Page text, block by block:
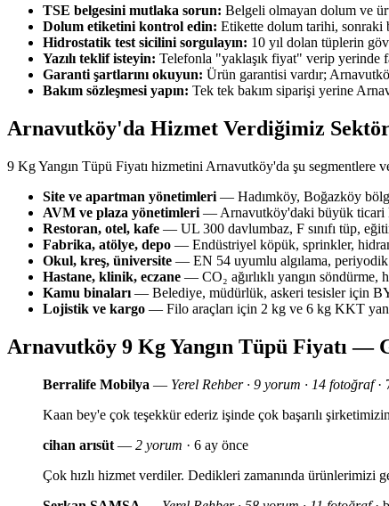
TSE belgesini mutlaka sorun: Belgeli olmayan dolum ve
Dolum etiketini kontrol edin: Etikette dolum tarihi, sonraki
Hidrostatik test sicilini sorgulayın: 10 yıl dolan tüplerin
Yazılı teklif isteyin: Telefonla "yaklaşık fiyat" verip yerinde
Garanti şartlarını okuyun: Ürün garantisi vardır;
Bakım sözleşmesi yapın: Tek tek bakım siparişi yerine
Arnavutköy'da Hizmet Verdiğimiz
9 Kg Yangın Tüpü Fiyatı hizmetini Arnavutköy'da şu segmentlere
Site ve apartman yönetimleri — Hadımköy, Boğazköy
AVM ve plaza yönetimleri — Arnavutköy'daki büyük ticari
Restoran, otel, kafe — UL 300 davlumbaz, F sınıfı tüp,
Fabrika, atölye, depo — Endüstriyel köpük, sprinkler,
Okul, kreş, üniversite — EN 54 uyumlu algılama, periyodik
Hastane, klinik, eczane — CO₂ ağırlıklı yangın söndürme,
Kamu binaları — Belediye, müdürlük, askeri tesisler için
Lojistik ve kargo — Filo araçları için 2 kg ve 6 kg KKT
Arnavutköy 9 Kg Yangın Tüpü Fiyatı —
Berralife Mobilya — Yerel Rehber · 9 yorum · 14 fotoğraf·
Kaan bey'e çok teşekkür ederiz işinde çok başarılı
cihan arısüt — 2 yorum · 6 ay önce
Çok hızlı hizmet verdiler. Dedikleri zamanında ürünlerimizi